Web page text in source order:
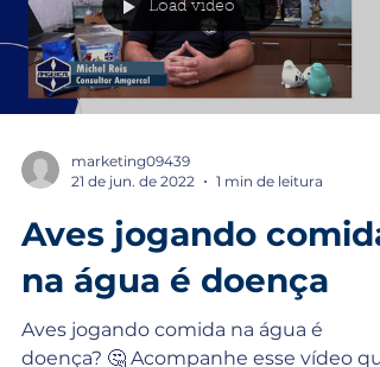
Load video
marketing09439
21 de jun. de 2022
1 min de leitura
Aves jogando comida
na água é doença
Aves jogando comida na água é
doença? 🤔 Acompanhe esse vídeo